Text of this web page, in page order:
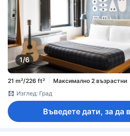
1/6
21 m²/226 ft² Максимално 2 възрастни
Изглед: Град
Въведете дати, за да